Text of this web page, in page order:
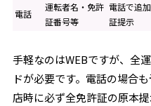
電話
運転者名・免許
証番号等
電話で追
証提示
手軽なのはWEBですが、全
ドが必要です。電話の場合
店時に必ず全免許証の原本